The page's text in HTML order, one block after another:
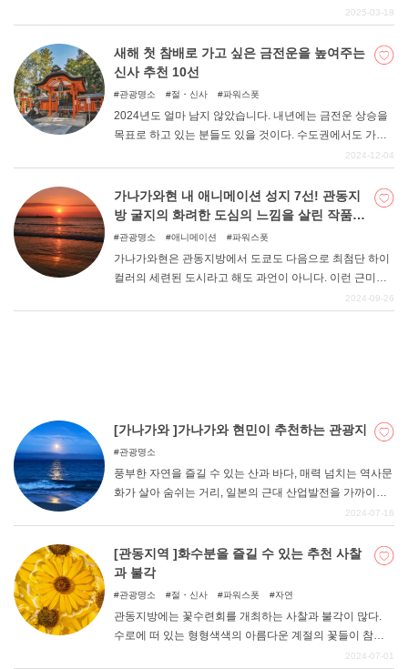
다. 가나가와현에도 수많은 매화 명소가 있지만, 그 중에서
소가베쇼 매화림, 츠지무라 식물공원 등 4곳을 소개하고자
한다.
2025-03-18
새해 첫 참배로 가고 싶은 금전운을 높여주는
신사 추천 10선
관광명소 절・신사 파워스폿
2024년도 얼마 남지 않았습니다. 내년에는 금전운 상승을
목표로 하고 있는 분들도 있을 것이다. 수도권에서도 가기
쉬운 관동지역에서 금전운 상승에 도움이 되는 추천 신사
배하여 금전운을 올려보자.
2024-12-04
가나가와현 내 애니메이션 성지 7선! 관동지
방 굴지의 화려한 도심의 느낌을 살린 작품
은?
관광명소 애니메이션 파워스폿
가나가와현은 관동지방에서 도쿄도 다음으로 최첨단 하이
컬러의 세련된 도시라고 해도 과언이 아니다. 이런 근미래
적인 도시를 배경으로 한 작품들이 적지 않고, 많은 작품에
2024-09-26
[가나가와 ]가나가와 현민이 추천하는 관광지
관광명소
풍부한 자연을 즐길 수 있는 산과 바다, 매력 넘치는 역사문
화가 살아 숨쉬는 거리, 일본의 근대 산업발전을 가까이에
서 느끼고 배울 수 있는 산업유산, 최첨단 도시 경관을 즐길
기사에서는 가나가와 현민인 필자만이 알고 있는 인기 명
소부터 여유롭게 즐길 수 있는 숨은 명소까지 8곳의 추천
명소를 소개하고자 한다. 가나가와 여행은 물론 주말 나들
2024-07-16
[관동지역 ]화수분을 즐길 수 있는 추천 사찰
과 불각
관광명소 절・신사 파워스폿 자연
관동지방에는 꽃수련회를 개최하는 사찰과 불각이 많다.
수로에 떠 있는 형형색색의 아름다운 계절의 꽃들이 참배
하기 전에 마음을 치유해 준다. 신사나 절 주변에 피는 계절
2024-07-01